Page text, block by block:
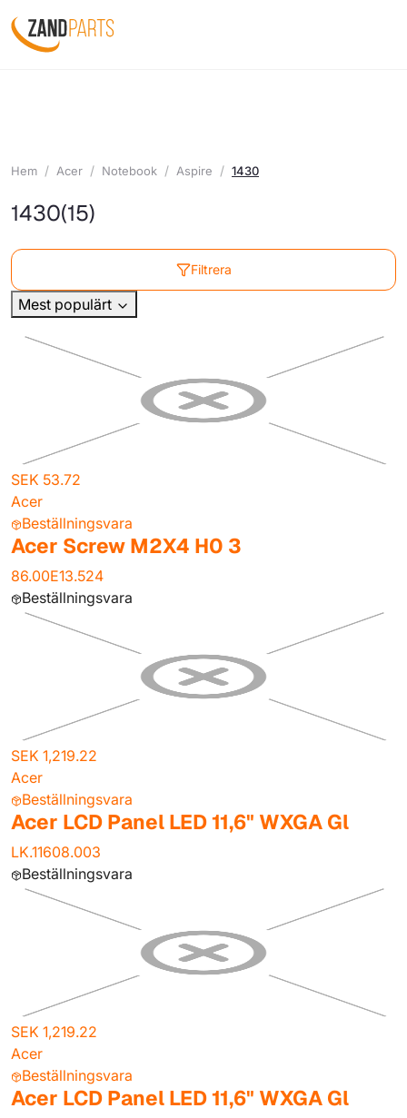
Hem Acer Notebook Aspire 1430
1430(15)
Filtrera
Mest populärt
SEK 53.72
Acer
Beställningsvara
Acer Screw M2X4 H0 3
86.00E13.524
Beställningsvara
SEK 1,219.22
Acer
Beställningsvara
Acer LCD Panel LED 11,6" WXGA Gl
LK.11608.003
Beställningsvara
SEK 1,219.22
Acer
Beställningsvara
Acer LCD Panel LED 11,6" WXGA Gl